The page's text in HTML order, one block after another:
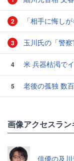
2 「相手に悔し
3 玉川氏の「警
4 米 兵器枯渇で
5
老後の孤独 数
画像アクセスラン
俳優の及